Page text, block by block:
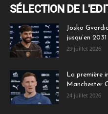
SÉLECTION DE
Josko
jusqu’en 2031
29 juillet 2026
La première
Manchester
24 juillet 2026